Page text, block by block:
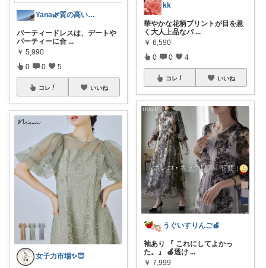
Yana🌿質の高い暮らしのROOM
パーティードレスは、デートや
パーティーに合 ...
￥ 5,990
0 0 5
コレ いいね
女子力市場✨😇
kk
華やかな花柄プリントが目を惹
く大人上品なパ ...
￥ 6,590
0 0 4
コレ いいね
うぐいすりんご🍎
袖あり 『 これにしてよかっ
た。』 🍎透け ...
￥ 7,999